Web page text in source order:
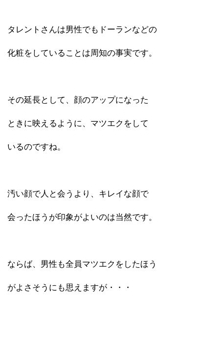
タレントさんは男性でもドーランなどの
化粧をしていることは周知の事実です。
その延長として、顔のアップになった
ときに映えるように、マツエクをして
いるのですね。
汚い顔で人と会うより、キレイな顔で
会ったほうが印象がよいのは当然です。
ならば、男性も全員マツエクをしたほう
がよさそうにも思えますが・・・